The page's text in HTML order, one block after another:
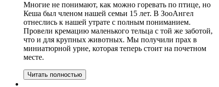
Многие не понимают, как можно горевать по птице, но
Кеша был членом нашей семьи 15 лет. В ЗооАнгел
отнеслись к нашей утрате с полным пониманием.
Провели кремацию маленького тельца с той же заботой,
что и для крупных животных. Мы получили прах в
миниатюрной урне, которая теперь стоит на почетном
месте.
Читать полностью